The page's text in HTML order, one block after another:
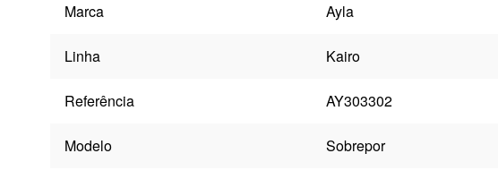
Marca
Ayla
Linha Kairo
Referência AY303302
Modelo Sobrepor